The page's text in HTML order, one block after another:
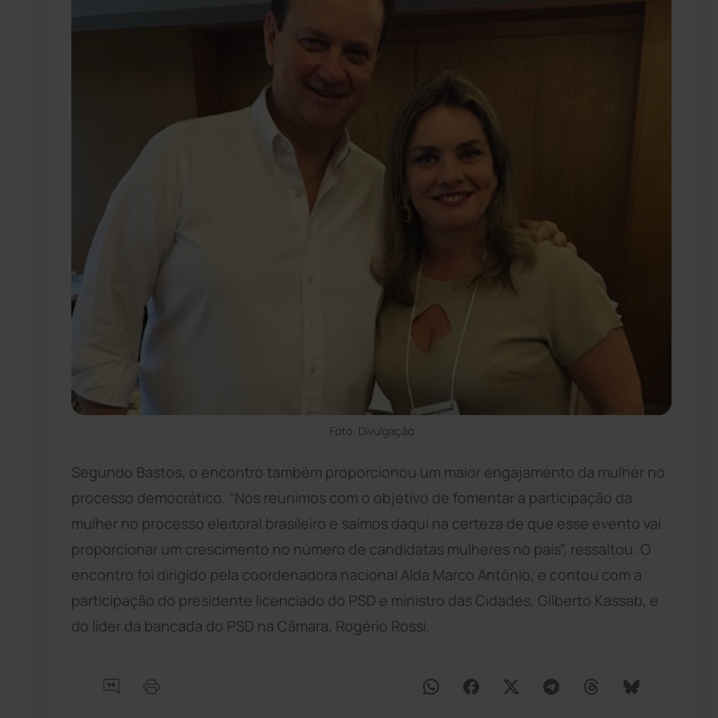
Foto: Divulgação
Segundo Bastos, o encontro também proporcionou um maior engajamento da mulher no
processo democrático. “Nos reunimos com o objetivo de fomentar a participação da
mulher no processo eleitoral brasileiro e saímos daqui na certeza de que esse evento vai
proporcionar um crescimento no número de candidatas mulheres no país”, ressaltou. O
encontro foi dirigido pela coordenadora nacional Alda Marco Antônio, e contou com a
participação do presidente licenciado do PSD e ministro das Cidades, Gilberto Kassab, e
do líder da bancada do PSD na Câmara, Rogério Rossi.